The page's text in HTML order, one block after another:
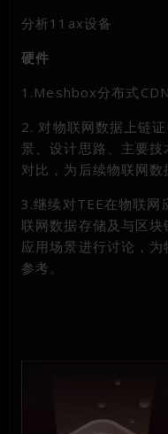
分析11ax设备
硬件
1.Meshbox分布式
2. 对物联网数据上链
景、设计思路、主要
对比，为后续物联网数
3.继续对TEE在物联网
联网数据存储及与区
应用场景进行讨论，
参考。